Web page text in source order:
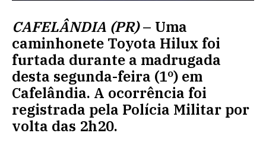
CAFELÂNDIA (PR)– Uma
caminhonete Toyota Hilux foi
furtada durante a madrugada
desta segunda-feira (1º) em
Cafelândia. A ocorrência foi
registrada pela Polícia Militar por
volta das 2h20.